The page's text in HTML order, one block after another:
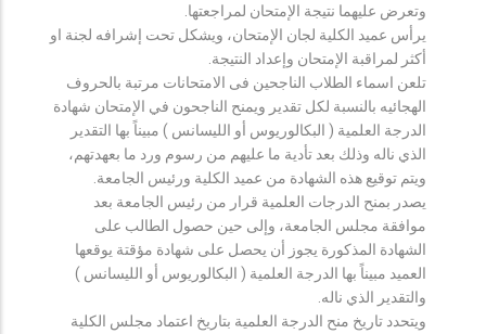
وتعرض عليهما نتيجة الإمتحان لمراجعتها.
يرأس عميد الكلية لجان الإمتحان، ويشكل تحت إشرافه لجنة او
أكثر لمراقبة الإمتحان وإعداد النتيجة.
تلعن اسماء الطلاب الناجحين فى الامتحانات مرتبة بالحروف
الهجائيه بالنسبة لكل تقدير ويمنح الناجحون في الإمتحان شهادة
الدرجة العلمية ( البكالوريوس أو الليسانس ) مبيناً بها التقدير
الذي ناله وذلك بعد تأدية ما عليهم من رسوم ورد ما بعهدتهم،
ويتم توقيع هذه الشهادة من عميد الكلية ورئيس الجامعة.
يصدر بمنح الدرجات العلمية قرار من رئيس الجامعة بعد
موافقة مجلس الجامعة، وإلى حين حصول الطالب على
الشهادة المذكورة يجوز أن يحصل على شهادة مؤقتة يوقعها
العميد مبيناً بها الدرجة العلمية ( البكالوريوس أو الليسانس )
والتقدير الذي ناله.
ويتحدد تاريخ منح الدرجة العلمية بتاريخ اعتماد مجلس الكلية